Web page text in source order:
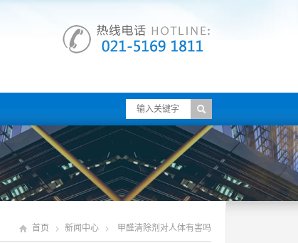
首页 新闻中心 甲醛清除剂对人体有害吗